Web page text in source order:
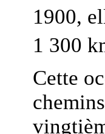
1900,
1 300
Cette